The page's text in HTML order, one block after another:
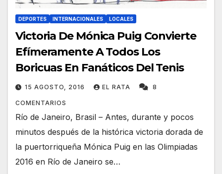
DEPORTES INTERNACIONALES LOCALES
Victoria De Mónica Puig Convierte
Efímeramente A Todos Los
Boricuas En Fanáticos Del Tenis
15 AGOSTO, 2016 EL RATA 8
COMENTARIOS
Río de Janeiro, Brasil – Antes, durante y pocos
minutos después de la histórica victoria dorada de
la puertorriqueña Mónica Puig en las Olimpiadas
2016 en Río de Janeiro se…